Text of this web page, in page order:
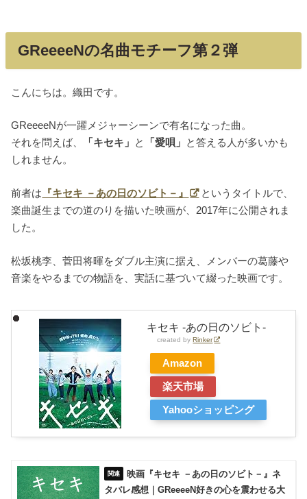
GReeeeNの名曲モチーフ第２弾
こんにちは。織田です。
GReeeeNが一躍メジャーシーンで有名になった曲。
それを問えば、
「キセキ」 と 「愛唄」 と答える人が多いかも
しれません。
前者は 『キセキ －あの日のソビト－』
というタイトルで、
楽曲誕生までの道のりを描いた映画が、2017年に公開されま
した。
松坂桃李、菅田将暉をダブル主演に据え、メンバーの葛藤や
音楽をやるまでの物語を、実話に基づいて綴った映画です。
キセキ -あの日のソビト-
created byRinker
Amazon
楽天市場
Yahooショッピング
映画『キセキ －あの日のソビト－』ネ
タバレ感想｜GReeeeN好きの心を震わせる大